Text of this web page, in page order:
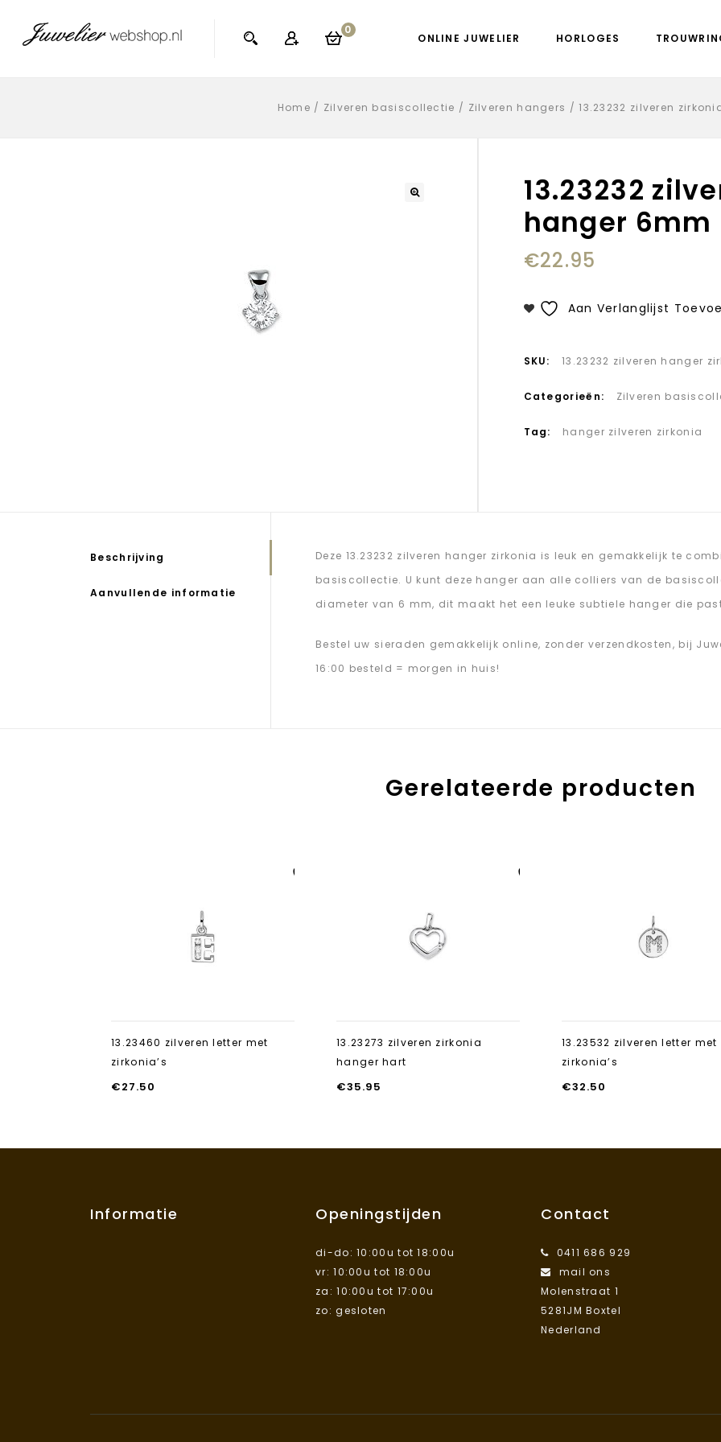
0
ONLINE JUWELIER HORLOGES
Home / Zilveren basiscollectie / Zilveren hangers /13.23232 zilveren
13.23232
hanger 6mm
€22.95
Aan Verlanglijst
SKU: 13.23232 zilveren hanger
Categorieën: Zilveren
Tag: hanger zilveren zirkonia
Beschrijving
Aanvullende informatie
Deze 13.23232 zilveren hanger zirkonia is leuk en gemakkelijk te
basiscollectie. U kunt deze hanger aan alle colliers van de
diameter van 6 mm, dit maakt het een leuke subtiele hanger die
Bestel uw sieraden gemakkelijk online, zonder verzendkosten, bij
16:00 besteld = morgen in huis!
Gerelateerde producten
13.23460 zilveren letter met
zirkonia’s
€27.50
13.23273 zilveren zirkonia
hanger hart
€35.95
13.23532 zilveren letter met
zirkonia’s
€32.50
Informatie Openingstijden
di-do: 10:00u tot 18:00u
vr: 10:00u tot 18:00u
za: 10:00u tot 17:00u
zo: gesloten
Contact
0411 686 929
mail ons
Molenstraat 1
5281JM Boxtel
Nederland